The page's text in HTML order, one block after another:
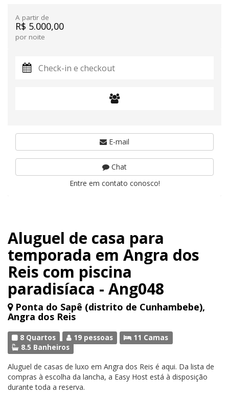
Aluguel de casa para
temporada em Angra dos
Reis com piscina
paradisíaca - Ang048
Ponta do Sapê (distrito de Cunhambebe),
Angra dos Reis
8 Quartos 19 pessoas
11 Camas
8.5 Banheiros
Aluguel de casas de luxo em Angra dos Reis é aqui. Da lista de
compras à escolha da lancha, a Easy Host está à disposição
durante toda a reserva.
A partir de
R$ 5.000,00
por noite
E-mail
Chat
Entre em contato conosco!